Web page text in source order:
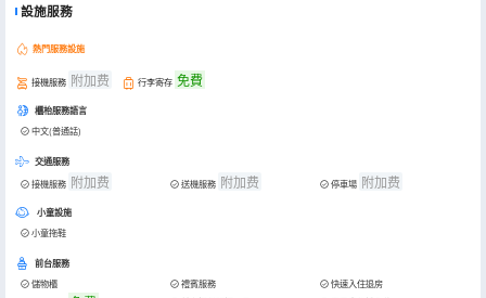
設施服務
熱門服務設施
接機服務 附加费 行李寄存 免費
櫃枱服務語言
中文(普通話)
交通服務
接機服務 附加费 送機服務 附加费 停車場 附加费
小童設施
小童拖鞋
前台服務
儲物櫃 禮賓服務
快速入住退房